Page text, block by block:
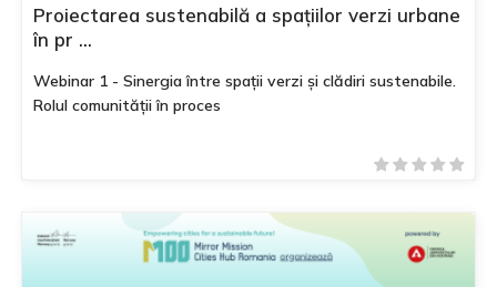
Proiectarea sustenabilă a spațiilor verzi urbane
în pr ...
Webinar 1 - Sinergia între spații verzi și clădiri sustenabile.
Rolul comunității în proces